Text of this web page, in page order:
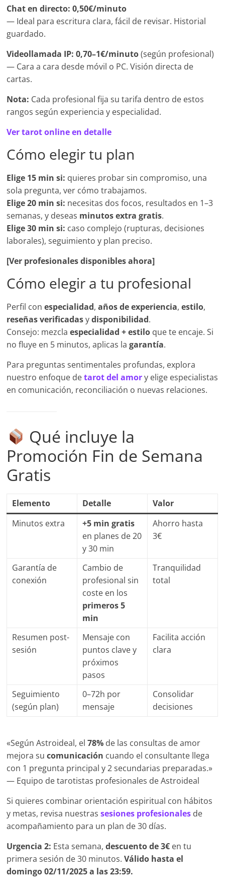
Chat en directo: 0,50€/minuto
— Ideal para escritura clara, fácil de revisar. Historial
guardado.
Videollamada IP: 0,70–1€/minuto(según profesional)
— Cara a cara desde móvil o PC. Visión directa de
cartas.
Nota: Cada profesional fija su tarifa dentro de estos
rangos según experiencia y especialidad.
Ver tarot online en detalle
Cómo elegir tu plan
Elige 15 min si: quieres probar sin compromiso, una
sola pregunta, ver cómo trabajamos.
Elige 20 min si: necesitas dos focos, resultados en 1–3
semanas, y deseas minutos extra gratis.
Elige 30 min si: caso complejo (rupturas, decisiones
laborales), seguimiento y plan preciso.
[Ver profesionales disponibles ahora]
Cómo elegir a tu profesional
Perfil conespecialidad,años de experiencia,estilo,
reseñas verificadasydisponibilidad.
Consejo: mezclaespecialidad + estilo que te encaje. Si
no fluye en 5 minutos, aplicas lagarantía.
Para preguntas sentimentales profundas, explora
nuestro enfoque detarot del amory elige especialistas
en comunicación, reconciliación o nuevas relaciones.
Qué incluye la
Promoción Fin de Semana
Gratis
Elemento Detalle
Valor
Minutos extra
+5 min gratis
en planes de 20
y 30 min
Ahorro hasta
3€
Garantía de
conexión
Cambio de
profesional sin
coste en los
primeros 5
min
Tranquilidad
total
Resumen post-
sesión
Mensaje con
puntos clave y
próximos
pasos
Facilita acción
clara
Seguimiento
(según plan)
0–72h por
mensaje
Consolidar
decisiones
«Según Astroideal, el78% de las consultas de amor
mejora sucomunicación cuando el consultante llega
con 1 pregunta principal y 2 secundarias preparadas.»
— Equipo de tarotistas profesionales de Astroideal
Si quieres combinar orientación espiritual con hábitos
y metas, revisa nuestrassesiones profesionales de
acompañamiento para un plan de 30 días.
Urgencia 2: Esta semana,descuento de 3€ en tu
primera sesión de 30 minutos.Válido hasta el
domingo 02/11/2025 a las 23:59.